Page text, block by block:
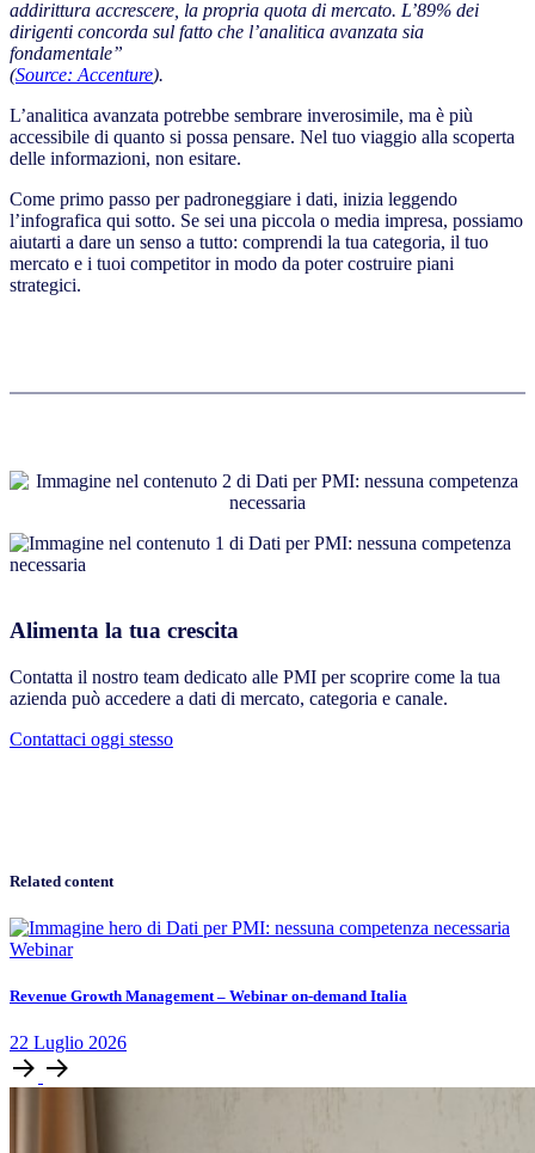
addirittura accrescere, la propria quota di mercato. L’89% dei
dirigenti concorda sul fatto che l’analitica avanzata sia
fondamentale”
(Source: Accenture).
L’analitica avanzata potrebbe sembrare inverosimile, ma è più
accessibile di quanto si possa pensare. Nel tuo viaggio alla scoperta
delle informazioni, non esitare.
Come primo passo per padroneggiare i dati, inizia leggendo
l’infografica qui sotto. Se sei una piccola o media impresa, possiamo
aiutarti a dare un senso a tutto: comprendi la tua categoria, il tuo
mercato e i tuoi competitor in modo da poter costruire piani
strategici.
Alimenta la tua crescita
Contatta il nostro team dedicato alle PMI per scoprire come la tua
azienda può accedere a dati di mercato, categoria e canale.
Contattaci oggi stesso
Related content
Webinar
Revenue Growth Management – Webinar on-demand Italia
22 Luglio 2026